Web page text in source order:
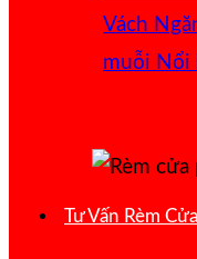
Vách
muỗi
Tư Vấn Rèm Cửa